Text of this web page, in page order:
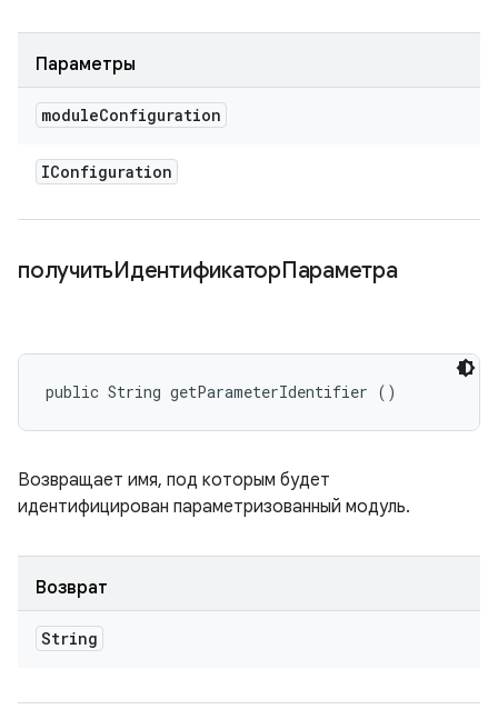
Параметры
moduleConfiguration
IConfiguration
получитьИдентификаторПараметра
public String getParameterIdentifier ()
Возвращает имя, под которым будет
идентифицирован параметризованный модуль.
Возврат
String